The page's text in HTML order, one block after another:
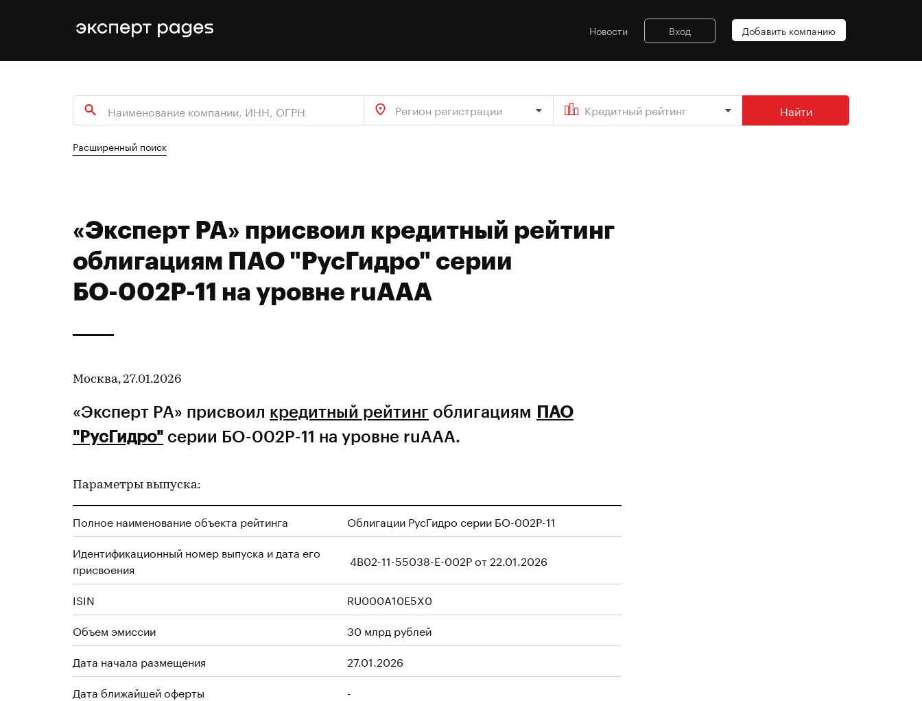
Новости Вход Добавить компанию
Регион регистрации Кредитный рейтинг Найти
Расширенный поиск
«Эксперт РА» присвоил кредитный рейтинг
облигациям ПАО "РусГидро" серии
БО-002Р-11 на уровне ruAAA
Москва, 27.01.2026
«Эксперт РА» присвоил кредитный рейтинг облигациям ПАО
"РусГидро" серии БО-002Р-11 на уровне ruAAA.
Параметры выпуска:
Полное наименование объекта рейтинга
Облигации РусГидро серии БО-002Р-11
Идентификационный номер выпуска и дата его
присвоения
4B02-11-55038-E-002P от 22.01.2026
ISIN
RU000A10E5X0
Объем эмиссии
30 млрд рублей
Дата начала размещения
27.01.2026
Дата ближайшей оферты
-